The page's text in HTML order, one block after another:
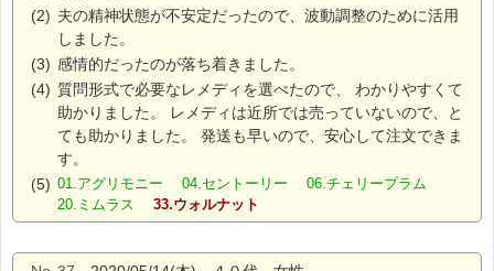
(2) 夫の精神状態が不安定だったので、波動調整のために活用
しました。
(3) 感情的だったのが落ち着きました。
(4) 質問形式で必要なレメディを選べたので、 わかりやすくて
助かりました。 レメディは近所では売っていないので、と
ても助かりました。 発送も早いので、安心して注文できま
す。
(5) 01.アグリモニー 04.セントーリー 06.チェリープラム
20.ミムラス 33.ウォルナット